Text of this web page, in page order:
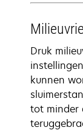
Druk
kunnen
tot minder